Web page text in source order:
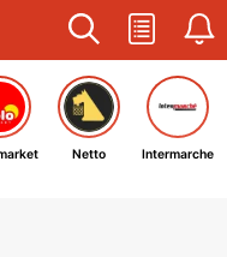
Netto Intermarche